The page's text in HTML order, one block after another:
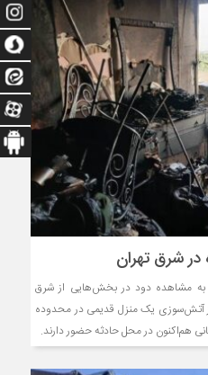
شرق تهران
به مشاهده دود در بخش‌هایی از شرق
آتش‌سوزی یک منزل قدیمی در محدوده
هم‌اکنون در محل حادثه حضور دارند.